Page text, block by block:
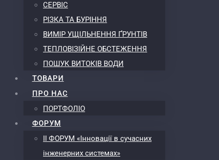
СЕРВІС
РІЗКА ТА БУРІННЯ
ВИМІР УЩІЛЬНЕННЯ ҐРУНТІВ
ТЕПЛОВІЗІЙНЕ ОБСТЕЖЕННЯ
ПОШУК ВИТОКІВ ВОДИ
ТОВАРИ
ПРО НАС
ПОРТФОЛІО
ФОРУМ
ІІ ФОРУМ «Інновації в сучасних
інженерних системах»